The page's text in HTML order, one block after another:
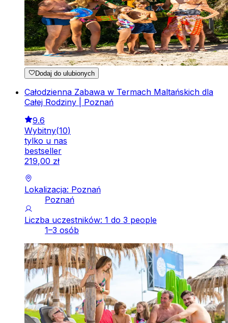
Dodaj do ulubionych
Całodzienna Zabawa w Termach Maltańskich dla
Całej Rodziny | Poznań
9.6
Wybitny(10)
tylko u nas
bestseller
219,00 zł
Lokalizacja: Poznań
Poznań
Liczba uczestników: 1 do 3 people
1–3 osób